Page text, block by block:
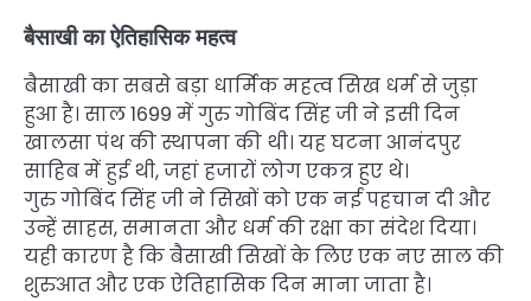
बैसाखी का ऐतिहासिक महत्व
बैसाखी का सबसे बड़ा धार्मिक महत्व सिख धर्म से जुड़ा
हुआ है। साल 1699 में गुरु गोबिंद सिंह जी ने इसी दिन
खालसा पंथ की स्थापना की थी। यह घटना आनंदपुर
साहिब में हुई थी, जहां हजारों लोग एकत्र हुए थे।
गुरु गोबिंद सिंह जी ने सिखों को एक नई पहचान दी और
उन्हें साहस, समानता और धर्म की रक्षा का संदेश दिया।
यही कारण है कि बैसाखी सिखों के लिए एक नए साल की
शुरुआत और एक ऐतिहासिक दिन माना जाता है।